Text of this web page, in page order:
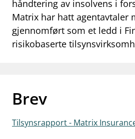
work_outlineJobb hos oss
dashboard Informasjon for investorer
notifications_noneAbonner på nyhetsvarsel
håndtering av insolvens i
Matrix har hatt agentavtaler
gjennomført som et ledd i
risikobaserte
Brev
Tilsynsrapport - Matrix